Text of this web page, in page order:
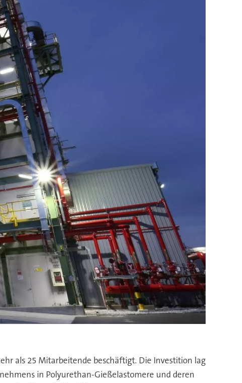
als 25 Mitarbeitende beschäftigt. Die Investition lag
in Polyurethan-Gießelastomere und deren